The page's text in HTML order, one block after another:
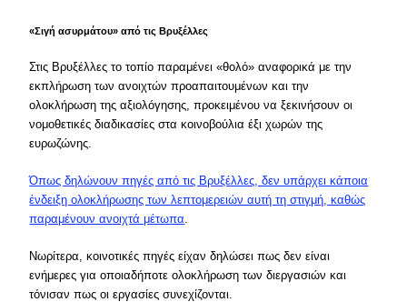
«Σιγή ασυρμάτου» από τις Βρυξέλλες
Στις Βρυξέλλες το τοπίο παραμένει «θολό» αναφορικά με την
εκπλήρωση των ανοιχτών προαπαιτουμένων και την
ολοκλήρωση της αξιολόγησης, προκειμένου να ξεκινήσουν οι
νομοθετικές διαδικασίες στα κοινοβούλια έξι χωρών της
ευρωζώνης.
Όπως δηλώνουν πηγές από τις Βρυξέλλες, δεν υπάρχει κάποια
ένδειξη ολοκλήρωσης των λεπτομερειών αυτή τη στιγμή, καθώς
παραμένουν ανοιχτά μέτωπα.
Νωρίτερα, κοινοτικές πηγές είχαν δηλώσει πως δεν είναι
ενήμερες για οποιαδήποτε ολοκλήρωση των διεργασιών και
τόνισαν πως οι εργασίες συνεχίζονται.